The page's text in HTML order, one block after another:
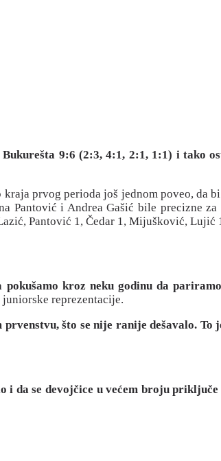
9:6 (2:3, 4:1, 2:1, 1:1) i tako
prvog perioda još jednom poveo, da
Pantović i Andrea Gašić bile precizne
Pantović 1, Čedar 1, Mijušković,
kroz neku godinu da
reprezentacije.
što se nije ranije dešavalo.
i da se devojčice u većem broju